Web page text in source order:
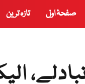
صفحۂ اول تازہ ترین